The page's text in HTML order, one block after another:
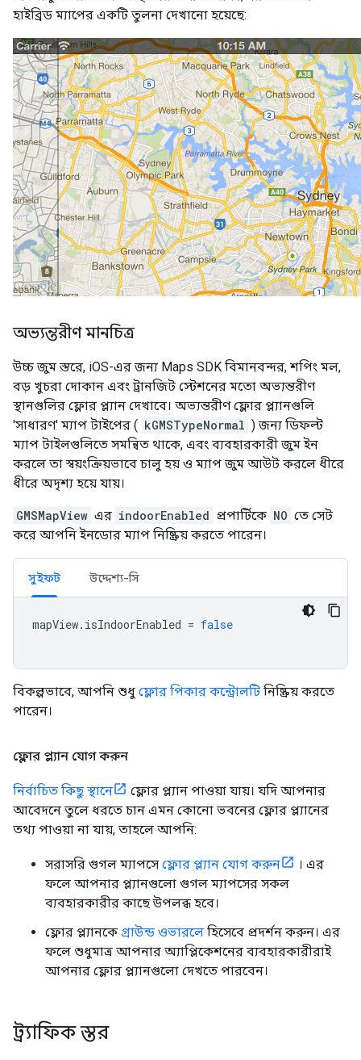
হাইব্রিড ম্যাপের একটি তুলনা দেখানো হয়েছে:
অভ্যন্তরীণ মানচিত্র
উচ্চ জুম স্তরে, iOS-এর জন্য Maps SDK বিমানবন্দর, শপিং মল,
বড় খুচরা দোকান এবং ট্রানজিট স্টেশনের মতো অভ্যন্তরীণ
স্থানগুলির ফ্লোর প্ল্যান দেখাবে। অভ্যন্তরীণ ফ্লোর প্ল্যানগুলি
'সাধারণ' ম্যাপ টাইপের ( kGMSTypeNormal ) জন্য ডিফল্ট
ম্যাপ টাইলগুলিতে সমন্বিত থাকে, এবং ব্যবহারকারী জুম ইন
করলে তা স্বয়ংক্রিয়ভাবে চালু হয় ও ম্যাপ জুম আউট করলে ধীরে
ধীরে অদৃশ্য হয়ে যায়।
GMSMapView এর indoorEnabled প্রপার্টিকে NO তে সেট
করে আপনি ইনডোর ম্যাপ নিষ্ক্রিয় করতে পারেন।
সুইফট উদ্দেশ্য-সি
mapView. isIndoorEnabled = false
বিকল্পভাবে, আপনি শুধু ফ্লোর পিকার কন্ট্রোলটি নিষ্ক্রিয় করতে
পারেন।
ফ্লোর প্ল্যান যোগ করুন
নির্বাচিত কিছু স্থানে
ফ্লোর প্ল্যান পাওয়া যায়। যদি আপনার
আবেদনে তুলে ধরতে চান এমন কোনো ভবনের ফ্লোর প্ল্যানের
তথ্য পাওয়া না যায়, তাহলে আপনি:
সরাসরি গুগল ম্যাপসে ফ্লোর প্ল্যান যোগ করুন
। এর
ফলে আপনার প্ল্যানগুলো গুগল ম্যাপসের সকল
ব্যবহারকারীর কাছে উপলব্ধ হবে।
ফ্লোর প্ল্যানকে গ্রাউন্ড ওভারলে হিসেবে প্রদর্শন করুন। এর
ফলে শুধুমাত্র আপনার অ্যাপ্লিকেশনের ব্যবহারকারীরাই
আপনার ফ্লোর প্ল্যানগুলো দেখতে পারবেন।
ট্র্যাফিক স্তর